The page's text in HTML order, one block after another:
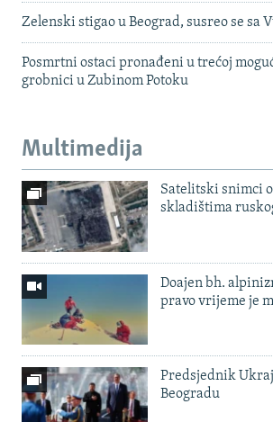
Zelenski stigao u Beograd, susreo se sa
Posmrtni ostaci pronađeni u trećoj
grobnici u Zubinom Potoku
Multimedija
Satelitski snimci
skladištima
Doajen bh.
pravo vrijeme je
Predsjednik
Beogradu